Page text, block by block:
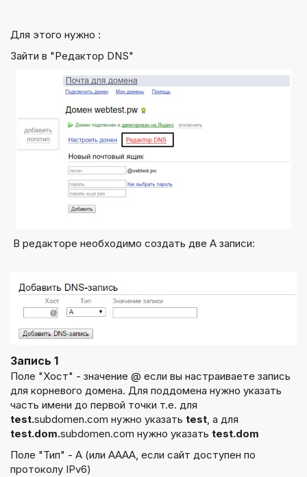
Для этого нужно :
Зайти в "Редактор DNS"
В редакторе необходимо создать две A записи:
Запись 1
Поле "Хост" - значение @ если вы настраиваете запись
для корневого домена. Для поддомена нужно указать
часть имени до первой точки т.е. для
test.subdomen.com нужно указать test, а для
test.dom.subdomen.com нужно указать test.dom
Поле "Тип" - А (или АААА, если сайт доступен по
протоколу IPv6)